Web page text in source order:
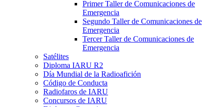
Primer Taller de Comunicaciones de
Emergencia
Segundo Taller de Comunicaciones de
Emergencia
Tercer Taller de Comunicaciones de
Emergencia
Satélites
Diploma IARU R2
Día Mundial de la Radioafición
Código de Conducta
Radiofaros de IARU
Concursos de IARU